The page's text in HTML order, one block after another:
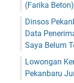
(Farika
Dinsos
Data
Saya Belum
Lowongan
Pekanbaru